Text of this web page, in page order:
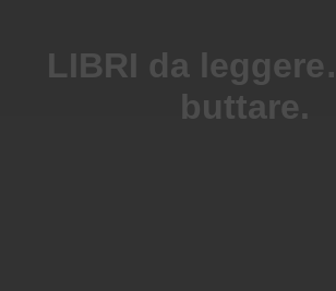
LIBRI da
buttare.